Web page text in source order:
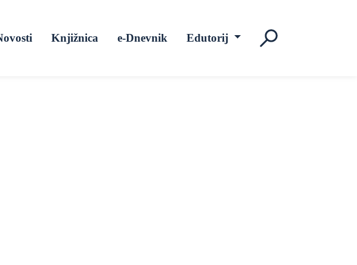
Knjižnica e-Dnevnik Edutorij